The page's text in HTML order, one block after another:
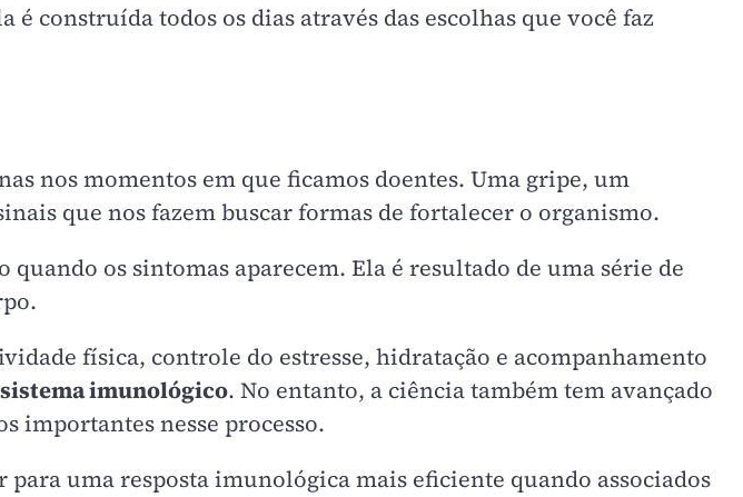
construída todos os dias através das escolhas que você faz
nos momentos em que ficamos doentes. Uma gripe, um
que nos fazem buscar formas de fortalecer o organismo.
quando os sintomas aparecem. Ela é resultado de uma série de
física, controle do estresse, hidratação e acompanhamento
sistema imunológico. No entanto, a ciência também tem avançado
importantes nesse processo.
uma resposta imunológica mais eficiente quando associados